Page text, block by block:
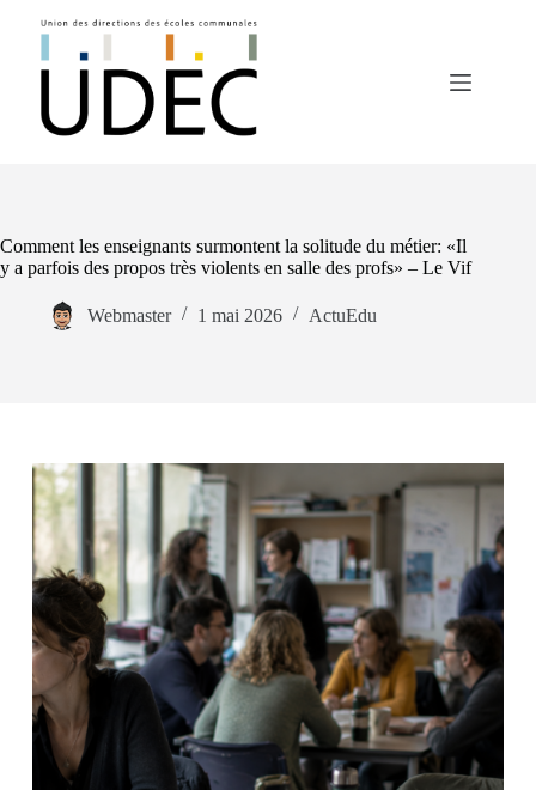
Comment les enseignants surmontent la solitude du métier: «Il
y a parfois des propos très violents en salle des profs» – Le Vif
Webmaster 1 mai 2026 ActuEdu